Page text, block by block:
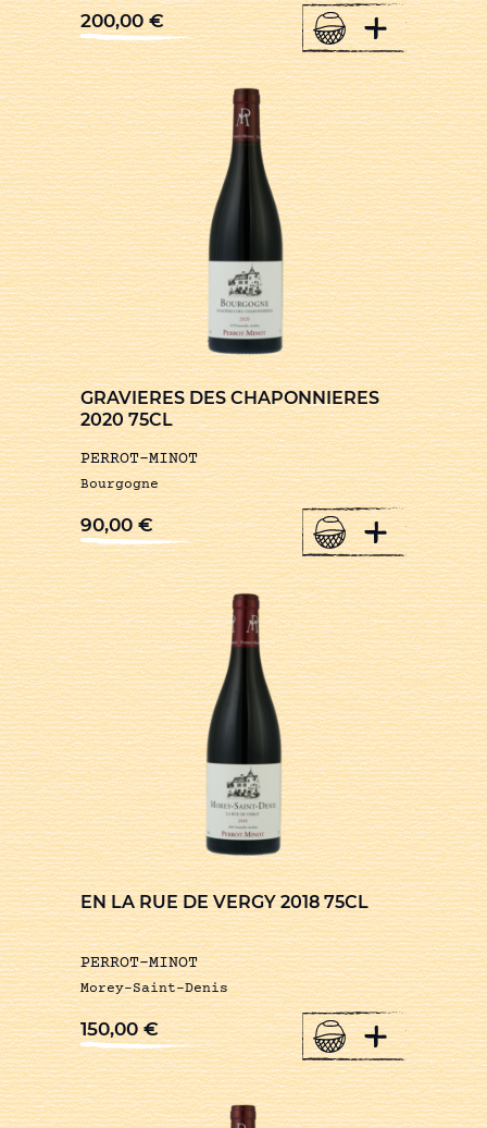
200,00€ +
GRAVIERES DES CHAPONNIERES
2020 75CL
PERROT-MINOT
Bourgogne
90,00€ +
EN LA RUE DE VERGY 2018 75CL
PERROT-MINOT
Morey-Saint-Denis
150,00€ +